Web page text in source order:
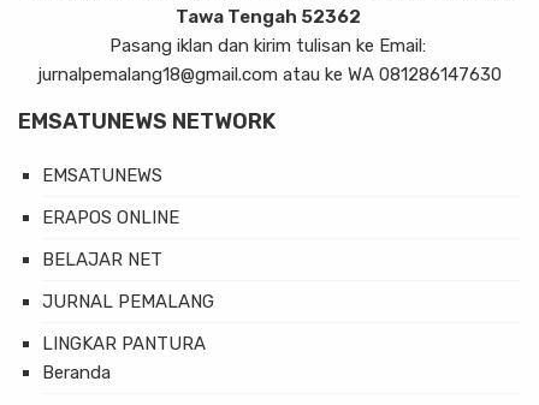
Tawa Tengah 52362
Pasang iklan dan kirim tulisan ke Email:
jurnalpemalang18@gmail.com atau ke WA 081286147630
EMSATUNEWS NETWORK
EMSATUNEWS
ERAPOS ONLINE
BELAJAR NET
JURNAL PEMALANG
LINGKAR PANTURA
Beranda